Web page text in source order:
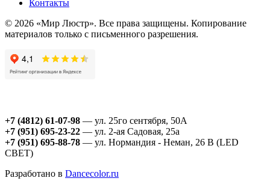
Контакты
© 2026 «Мир Люстр». Все права защищены. Копирование
материалов только с письменного разрешения.
+7 (4812) 61-07-98 — ул. 25го сентября, 50А
+7 (951) 695-23-22 — ул. 2-ая Садовая, 25а
+7 (951) 695-88-78 — ул. Нормандия - Неман, 26 В (LED
СВЕТ)
Разработано в Dancecolor.ru